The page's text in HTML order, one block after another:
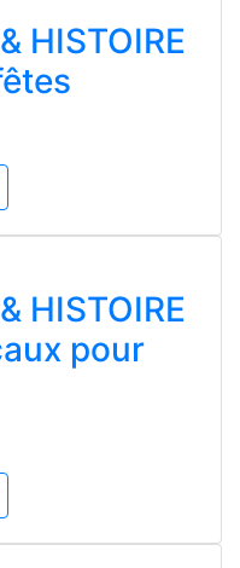
HISTOIRE
HISTOIRE
pour